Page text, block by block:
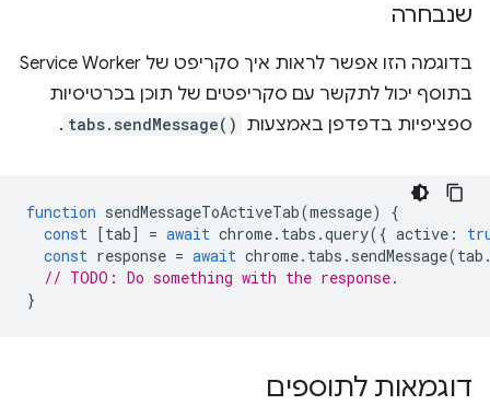
שנבחרה
בדוגמה הזו אפשר לראות איך סקריפט של Service Worker
בתוסף יכול לתקשר עם סקריפטים של תוכן בכרטיסיות
ספציפיות בדפדפן באמצעות tabs.sendMessage()
.
function sendMessageToActiveTab(message)
{
const [tab] = await chrome. tabs .query({ active :
const response = await chrome. tabs . sendMessage(tab
// TODO: Do something with the response.
}
דוגמאות לתוספים